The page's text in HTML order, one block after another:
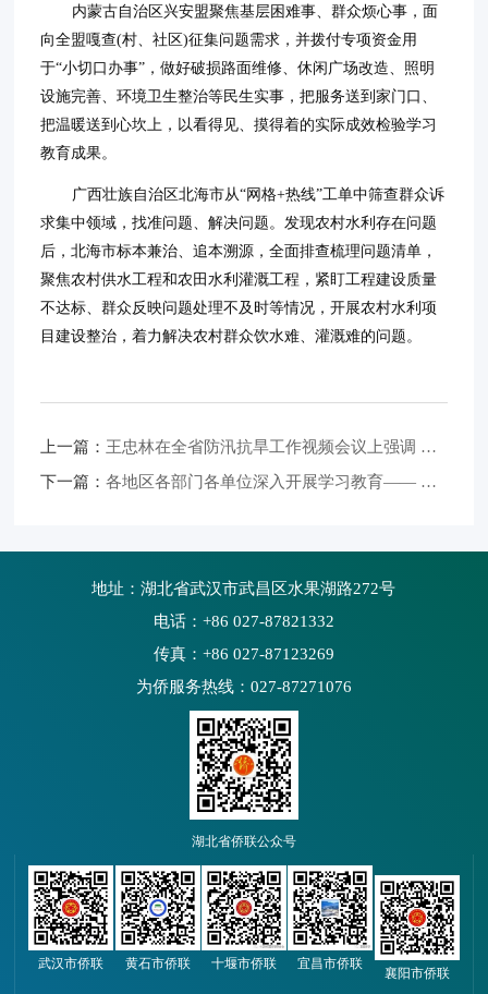
内蒙古自治区兴安盟聚焦基层困难事、群众烦心事，面
向全盟嘎查(村、社区)征集问题需求，并拨付专项资金用
于“小切口办事”，做好破损路面维修、休闲广场改造、照明
设施完善、环境卫生整治等民生实事，把服务送到家门口、
把温暖送到心坎上，以看得见、摸得着的实际成效检验学习
教育成果。
广西壮族自治区北海市从“网格+热线”工单中筛查群众诉
求集中领域，找准问题、解决问题。发现农村水利存在问题
后，北海市标本兼治、追本溯源，全面排查梳理问题清单，
聚焦农村供水工程和农田水利灌溉工程，紧盯工程建设质量
不达标、群众反映问题处理不及时等情况，开展农村水利项
目建设整治，着力解决农村群众饮水难、灌溉难的问题。
上一篇： 王忠林在全省防汛抗旱工作视频会议上强调 牢固树立底线思维极限思维坚决打好防汛抗旱主动仗 李殿勋主持
下一篇：各地区各部门各单位深入开展学习教育—— 实干担当 推动学习教育成果转化（树立和践行正确政绩观）
地址：湖北省武汉市武昌区水果湖路272号
电话：+86 027-87821332
传真：+86 027-87123269
为侨服务热线：027-87271076
湖北省侨联公众号
武汉市侨联 黄石市侨联 十堰市侨联 宜昌市侨联
襄阳市侨联